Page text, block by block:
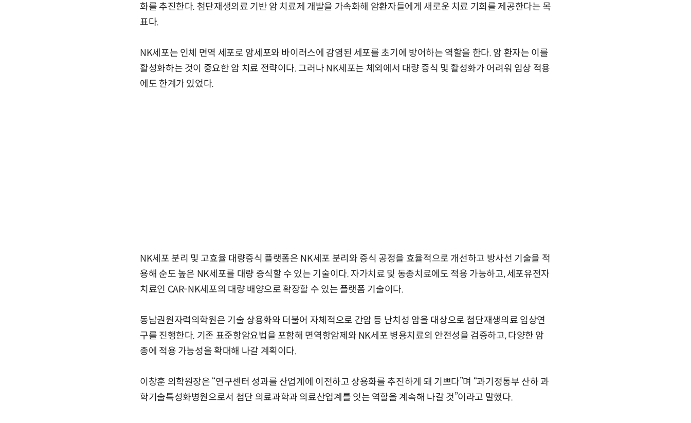
화를 추진한다. 첨단재생의료 기반 암 치료제 개발을 가속화해 암환자들에게 새로운 치료 기회를 제공한다는 목
표다.
NK세포는 인체 면역 세포로 암세포와 바이러스에 감염된 세포를 초기에 방어하는 역할을 한다. 암 환자는 이를
활성화하는 것이 중요한 암 치료 전략이다. 그러나 NK세포는 체외에서 대량 증식 및 활성화가 어려워 임상 적용
에도 한계가 있었다.
NK세포 분리 및 고효율 대량증식 플랫폼은 NK세포 분리와 증식 공정을 효율적으로 개선하고 방사선 기술을 적
용해 순도 높은 NK세포를 대량 증식할 수 있는 기술이다. 자가치료 및 동종치료에도 적용 가능하고, 세포유전자
치료인 CAR-NK세포의 대량 배양으로 확장할 수 있는 플랫폼 기술이다.
동남권원자력의학원은 기술 상용화와 더불어 자체적으로 간암 등 난치성 암을 대상으로 첨단재생의료 임상연
구를 진행한다. 기존 표준항암요법을 포함해 면역항암제와 NK세포 병용치료의 안전성을 검증하고, 다양한 암
종에 적용 가능성을 확대해 나갈 계획이다.
이창훈 의학원장은 “연구센터 성과를 산업계에 이전하고 상용화를 추진하게 돼 기쁘다”며 “과기정통부 산하 과
학기술특성화병원으로서 첨단 의료과학과 의료산업계를 잇는 역할을 계속해 나갈 것”이라고 말했다.